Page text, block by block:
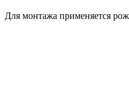
Для монтажа применяется